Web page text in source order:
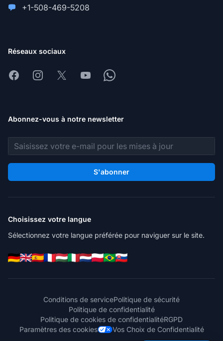
+1-508-469-5208
Réseaux sociaux
FacebookInstagram
X YoutubeWhatsapp
Abonnez-vous à notre newsletter
Adresse e-mail
S'abonner
Choisissez votre langue
Sélectionnez votre langue préférée pour naviguer sur le site.
Conditions de servicePolitique de sécurité
Politique de confidentialité
Politique de cookies de confidentialitéRGPD
Paramètres des cookies
Vos Choix de Confidentialité